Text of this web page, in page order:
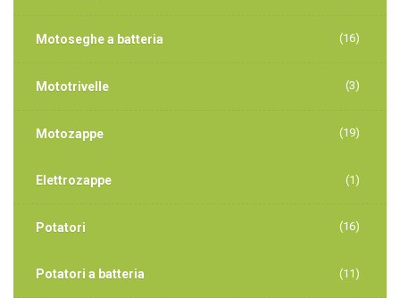
Motoseghe a batteria (16)
Mototrivelle (3)
Motozappe (19)
Elettrozappe (1)
Potatori (16)
Potatori a batteria (11)